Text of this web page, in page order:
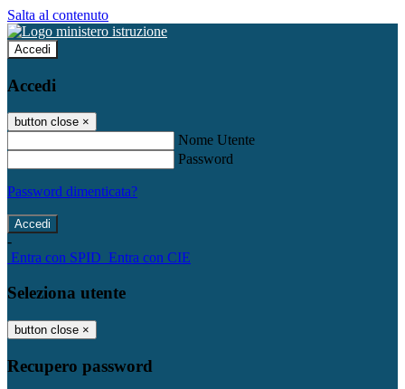
Salta al contenuto
Accedi
Accedi
button close ×
Nome Utente
Password
Password dimenticata?
-
Entra con SPID Entra con CIE
Seleziona utente
button close ×
Recupero password